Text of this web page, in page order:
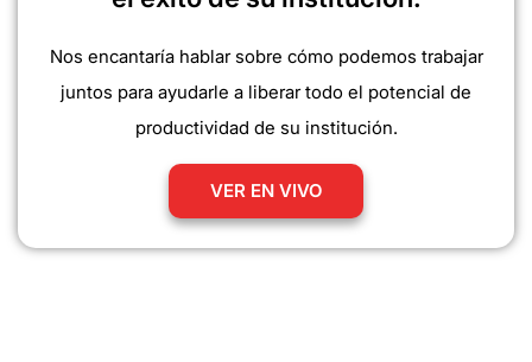
Nos encantaría hablar sobre cómo podemos trabajar
juntos para ayudarle a liberar todo el potencial de
productividad de su institución.
VER EN VIVO